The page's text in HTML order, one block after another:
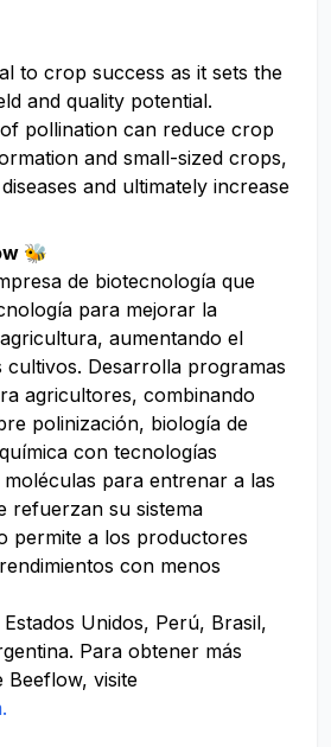
to crop success as it sets the
and quality potential.
pollination can reduce crop
and small-sized crops,
and ultimately increase
🐝
de biotecnología que
para mejorar la
aumentando el
cultivos. Desarrolla programas
agricultores, combinando
polinización, biología de
con tecnologías
para entrenar a las
refuerzan su sistema
permite a los productores
con menos
Unidos, Perú, Brasil,
Para obtener más
visite